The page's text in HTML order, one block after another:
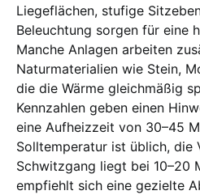
Liegeflächen, stufige
Beleuchtung sorgen für eine
Manche Anlagen arbeiten
Naturmaterialien wie Stein,
die die Wärme gleichmäßig
Kennzahlen geben einen
eine Aufheizzeit von 30–45
Solltemperatur ist üblich, die
Schwitzgang liegt bei 10–20
empfiehlt sich eine gezielte